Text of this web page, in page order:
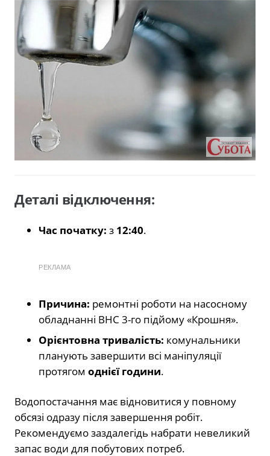
Деталі відключення:
Час початку: з 12:40.
РЕКЛАМА
Причина: ремонтні роботи на насосному
обладнанні ВНС 3-го підйому «Крошня».
Орієнтовна тривалість: комунальники
планують завершити всі маніпуляції
протягом однієї години.
Водопостачання має відновитися у повному
обсязі одразу після завершення робіт.
Рекомендуємо заздалегідь набрати невеликий
запас води для побутових потреб.